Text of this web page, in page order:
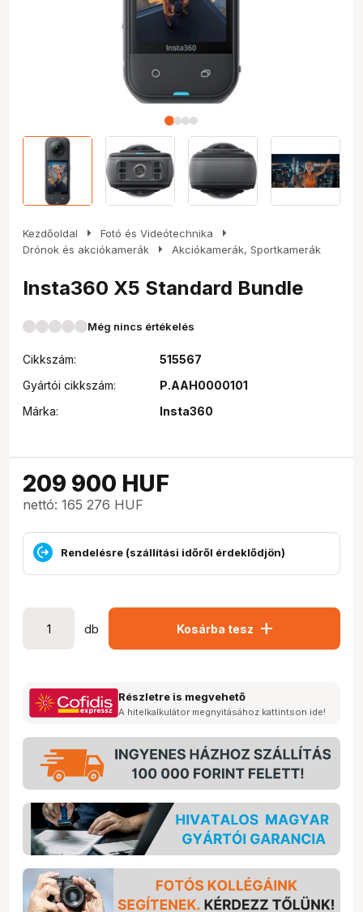
Kezdőoldal arrow_right Fotó és Videótechnika arrow_right
Drónok és akciókamerák arrow_right Akciókamerák, Sportkamerák
Insta360 X5 Standard Bundle
Még nincs értékelés
Cikkszám:
515567
Gyártói cikkszám:
P.AAH0000101
Márka:
Insta360
209 900 HUF
nettó: 165 276 HUF
Rendelésre (szállítási időről érdeklődjön)
db Kosárba tesz add
Részletre is megvehető
A hitelkalkulátor megnyitásához kattintson ide!